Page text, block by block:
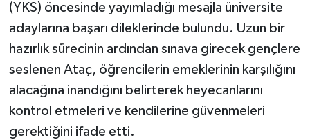
(YKS) öncesinde yayımladığı mesajla üniversite
adaylarına başarı dileklerinde bulundu. Uzun bir
hazırlık sürecinin ardından sınava girecek gençlere
seslenen Ataç, öğrencilerin emeklerinin karşılığını
alacağına inandığını belirterek heyecanlarını
kontrol etmeleri ve kendilerine güvenmeleri
gerektiğini ifade etti.